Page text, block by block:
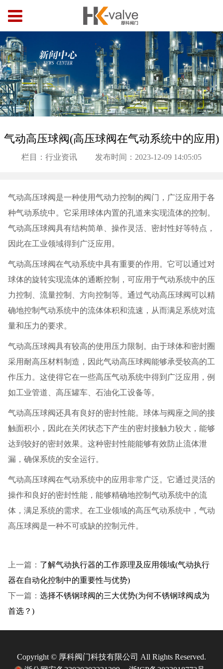
气动高压球阀(高压球阀在气动系统中的应用)
栏目：行业资讯 发布时间：2023-12-09 14:05:05
气动高压球阀是一种使用气动力控制的阀门，广泛应用于各
种气动系统中。它采用球体内置的孔道来实现流体的控制。
气动高压球阀具有结构简单、操作灵活、密封性好等特点，
因此在工业领域得到广泛应用。
气动高压球阀在气动系统中具有重要的作用。它可以通过对
球体的旋转实现流体的通断控制，可应用于气动系统中的压
力控制、流量控制、方向控制等。通过气动高压球阀可以精
确地控制气动系统中的流体体积和流速，从而满足系统对流
量和压力的要求。
气动高压球阀具有较高的使用压力限制。由于球体和密封圈
采用耐高压材料制造，因此气动高压球阀能够承受较高的工
作压力。这使得它在一些高压气动系统中得到广泛应用，例
如工业管道、高压罐车、石油化工设备等。
气动高压球阀还具有良好的密封性能。球体与阀座之间的接
触面积小，因此在关闭状态下产生的密封接触力较大，能够
达到较好的密封效果。这种密封性能能够有效防止流体泄
漏，确保系统的安全运行。
气动高压球阀在气动系统中的应用非常广泛。它通过灵活的
操作和良好的密封性能，能够精确地控制气动系统中的流
体，满足系统的需求。在工业领域的高压气动系统中，气动
高压球阀是一种不可或缺的控制元件。
上一篇： 了解气动执行器的工作原理及应用领域(气动执行
器在自动化控制中的重要性与优势)
下一篇： 选择不锈钢球阀的三大优势(为何不锈钢球阀成为
首选？)
Copyright © 厚科阀门科技有限公司 All Rights Reserved.